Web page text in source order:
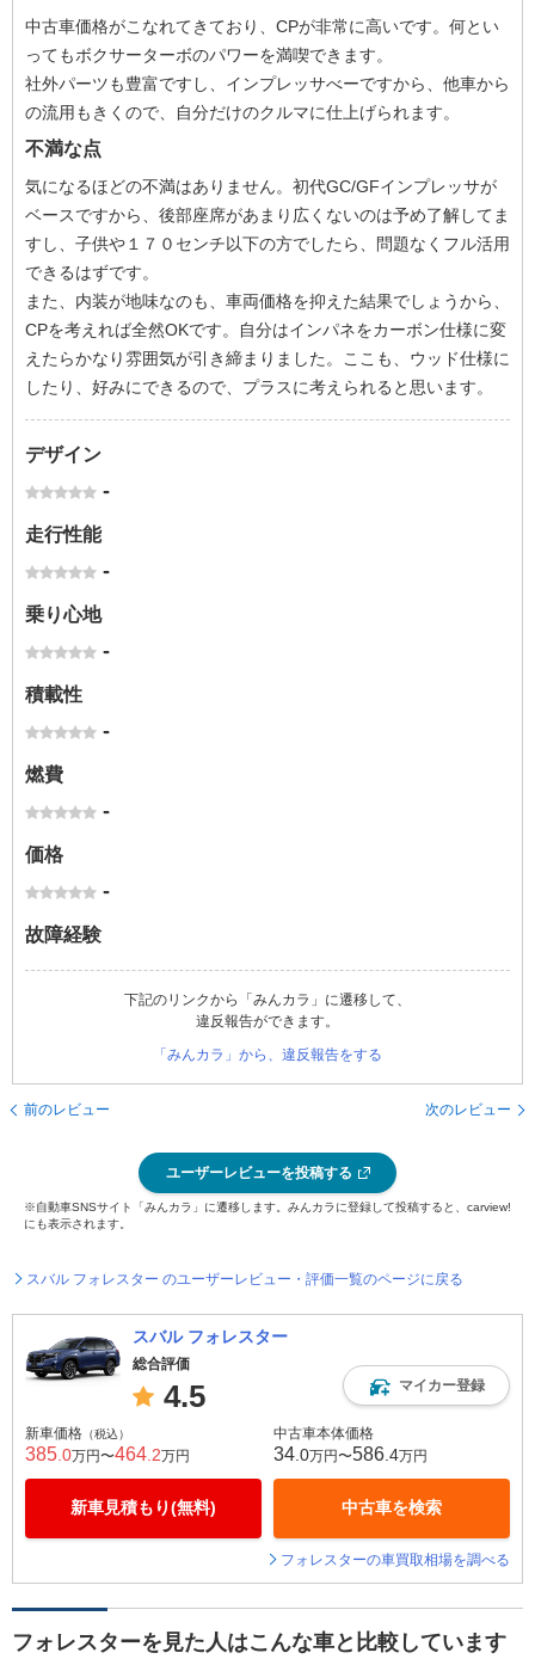
中古車価格がこなれてきており、CPが非常に高いです。何とい
ってもボクサーターボのパワーを満喫できます。
社外パーツも豊富ですし、インプレッサべーですから、他車から
の流用もきくので、自分だけのクルマに仕上げられます。
不満な点
気になるほどの不満はありません。初代GC/GFインプレッサが
ベースですから、後部座席があまり広くないのは予め了解してま
すし、子供や１７０センチ以下の方でしたら、問題なくフル活用
できるはずです。
また、内装が地味なのも、車両価格を抑えた結果でしょうから、
CPを考えれば全然OKです。自分はインパネをカーボン仕様に変
えたらかなり雰囲気が引き締まりました。ここも、ウッド仕様に
したり、好みにできるので、プラスに考えられると思います。
デザイン
-
走行性能
-
乗り心地
-
積載性
-
燃費
-
価格
-
故障経験
下記のリンクから「みんカラ」に遷移して、
違反報告ができます。
「みんカラ」から、違反報告をする
前のレビュー 次のレビュー
ユーザーレビューを投稿する
※自動車SNSサイト「みんカラ」に遷移します。みんカラに登録して投稿すると、carview!
にも表示されます。
スバル フォレスター のユーザーレビュー・評価一覧のページに戻る
スバル フォレスター
総合評価
4.5 マイカー登録
新車価格 （税込）
385 .0万円〜464 .2万円
新車見積もり(無料)
中古車本体価格
34 .0万円〜586 .4万円
中古車を検索
フォレスターの車買取相場を調べる
フォレスターを見た人はこんな車と比較しています